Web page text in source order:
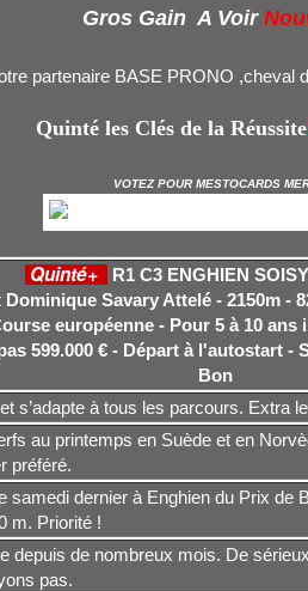
Gros Gain A Voir
partenaire BASE PRONO ,cheval
Quinté les Clés de la Réussite
VOTEZ POUR MESTOCARDS
Quinté+
R1 C3 ENGHIEN
Dominique Savary Attelé - 2150m -
européenne - Pour 5 à 10
599.000 € - Départ à l'autostart -
Bon
s’adapte à tous les parcours. Extra
au printemps en Suède et en
préféré.
samedi dernier à Enghien du Prix de
m. Priorité !
depuis de nombreux mois. De
pas.